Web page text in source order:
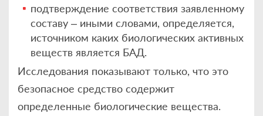
подтверждение соответствия заявленному
составу – иными словами, определяется,
источником каких биологических активных
веществ является БАД.
Исследования показывают только, что это
безопасное средство содержит
определенные биологические вещества.